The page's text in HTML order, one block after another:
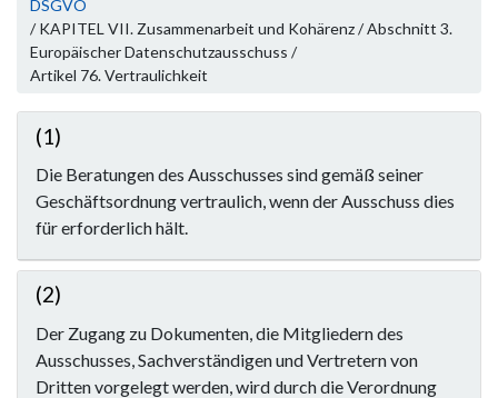
DSGVO
/ KAPITEL VII. Zusammenarbeit und Kohärenz / Abschnitt 3.
Europäischer Datenschutzausschuss /
Artikel 76. Vertraulichkeit
(1)
Die Beratungen des Ausschusses sind gemäß seiner
Geschäftsordnung vertraulich, wenn der Ausschuss dies
für erforderlich hält.
(2)
Der Zugang zu Dokumenten, die Mitgliedern des
Ausschusses, Sachverständigen und Vertretern von
Dritten vorgelegt werden, wird durch die Verordnung